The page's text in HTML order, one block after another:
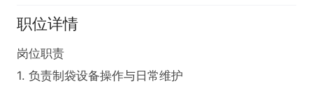
职位详情
岗位职责
1. 负责制袋设备操作与日常维护